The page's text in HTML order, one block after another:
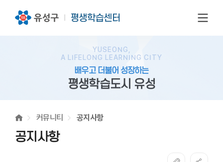
전체
YUSEONG,
A LIFELONG LEARNING CITY
배우고 더불어 성장하는
평생학습도시 유성
커뮤니티 공지사항
공지사항